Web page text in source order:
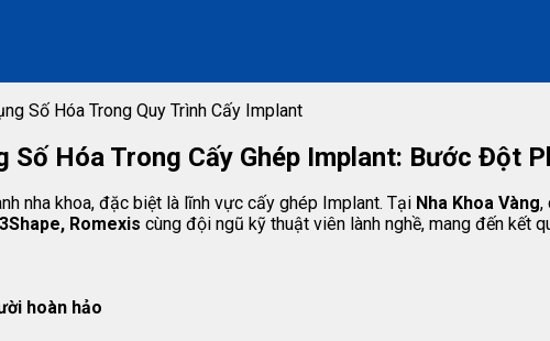
Số Hóa Trong Quy Trình Cấy Implant
Số Hóa Trong Cấy Ghép Implant: Bước Đột
nha khoa, đặc biệt là lĩnh vực cấy ghép Implant. Tại Nha Khoa Vàng,
Romexis cùng đội ngũ kỹ thuật viên lành nghề, mang đến kết
hoàn hảo